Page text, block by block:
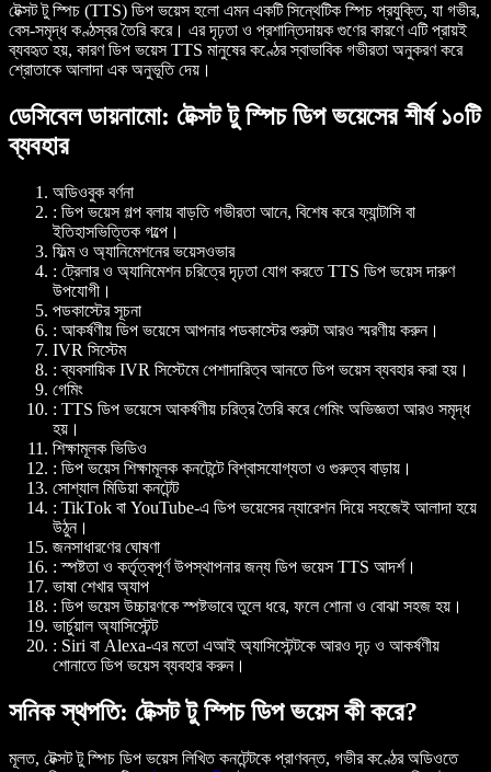
টেক্সট টু স্পিচ (TTS) ডিপ ভয়েস হলো এমন একটি সিন্থেটিক স্পিচ প্রযুক্তি, যা গভীর,
বেস-সমৃদ্ধ কণ্ঠস্বর তৈরি করে। এর দৃঢ়তা ও প্রশান্তিদায়ক গুণের কারণে এটি প্রায়ই
ব্যবহৃত হয়, কারণ ডিপ ভয়েস TTS মানুষের কণ্ঠের স্বাভাবিক গভীরতা অনুকরণ করে
শ্রোতাকে আলাদা এক অনুভূতি দেয়।
ডেসিবেল ডায়নামো: টেক্সট টু স্পিচ ডিপ ভয়েসের শীর্ষ ১০টি
ব্যবহার
অডিওবুক বর্ণনা
: ডিপ ভয়েস গল্প বলায় বাড়তি গভীরতা আনে, বিশেষ করে ফ্যান্টাসি বা
ইতিহাসভিত্তিক গল্পে।
ফিল্ম ও অ্যানিমেশনের ভয়েসওভার
: ট্রেলার ও অ্যানিমেশন চরিত্রে দৃঢ়তা যোগ করতে TTS ডিপ ভয়েস দারুণ
উপযোগী।
পডকাস্টের সূচনা
: আকর্ষণীয় ডিপ ভয়েসে আপনার পডকাস্টের শুরুটা আরও স্মরণীয় করুন।
IVR সিস্টেম
: ব্যবসায়িক IVR সিস্টেমে পেশাদারিত্ব আনতে ডিপ ভয়েস ব্যবহার করা হয়।
গেমিং
: TTS ডিপ ভয়েসে আকর্ষণীয় চরিত্র তৈরি করে গেমিং অভিজ্ঞতা আরও সমৃদ্ধ
হয়।
শিক্ষামূলক ভিডিও
: ডিপ ভয়েস শিক্ষামূলক কনটেন্টে বিশ্বাসযোগ্যতা ও গুরুত্ব বাড়ায়।
সোশ্যাল মিডিয়া কনটেন্ট
: TikTok বা YouTube-এ ডিপ ভয়েসের ন্যারেশন দিয়ে সহজেই আলাদা হয়ে
উঠুন।
জনসাধারণের ঘোষণা
: স্পষ্টতা ও কর্তৃত্বপূর্ণ উপস্থাপনার জন্য ডিপ ভয়েস TTS আদর্শ।
ভাষা শেখার অ্যাপ
: ডিপ ভয়েস উচ্চারণকে স্পষ্টভাবে তুলে ধরে, ফলে শোনা ও বোঝা সহজ হয়।
ভার্চুয়াল অ্যাসিস্টেন্ট
: Siri বা Alexa-এর মতো এআই অ্যাসিস্টেন্টকে আরও দৃঢ় ও আকর্ষণীয়
শোনাতে ডিপ ভয়েস ব্যবহার করুন।
সনিক স্থপতি: টেক্সট টু স্পিচ ডিপ ভয়েস কী করে?
মূলত, টেক্সট টু স্পিচ ডিপ ভয়েস লিখিত কনটেন্টকে প্রাণবন্ত, গভীর কণ্ঠের অডিওতে